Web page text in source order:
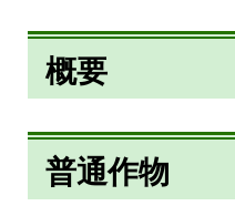
概要
普通作物